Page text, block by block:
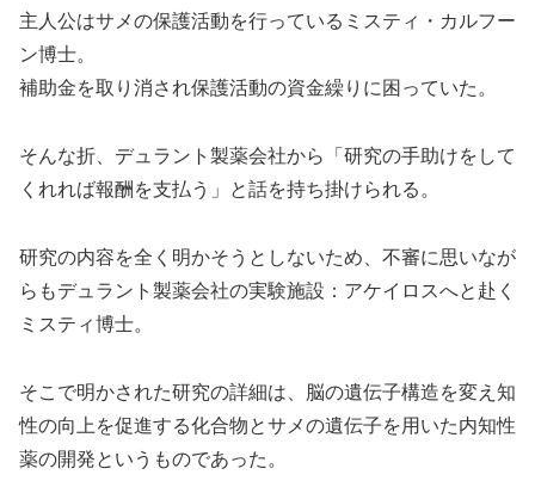
主人公はサメの保護活動を行っているミスティ・カルフー
ン博士。
補助金を取り消され保護活動の資金繰りに困っていた。
そんな折、デュラント製薬会社から「研究の手助けをして
くれれば報酬を支払う」と話を持ち掛けられる。
研究の内容を全く明かそうとしないため、不審に思いなが
らもデュラント製薬会社の実験施設：アケイロスへと赴く
ミスティ博士。
そこで明かされた研究の詳細は、脳の遺伝子構造を変え知
性の向上を促進する化合物とサメの遺伝子を用いた内知性
薬の開発というものであった。